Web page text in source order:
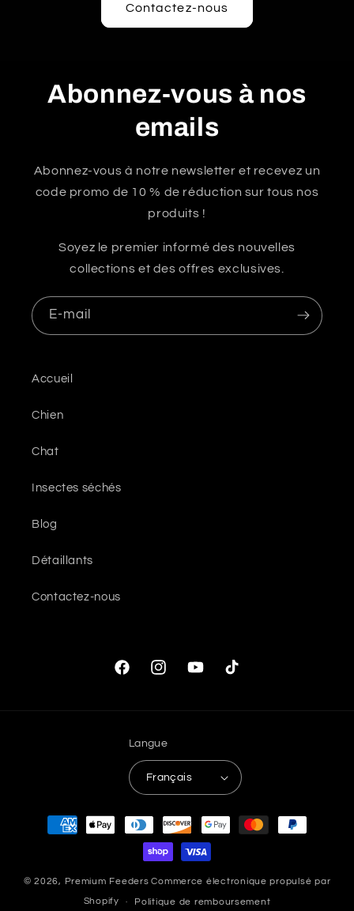
Contactez-nous
Abonnez-vous à nos
emails
Abonnez-vous à notre newsletter et recevez un
code promo de 10 % de réduction sur tous nos
produits !
Soyez le premier informé des nouvelles
collections et des offres exclusives.
E-mail
Accueil
Chien
Chat
Insectes séchés
Blog
Détaillants
Contactez-nous
FacebookInstagramYouTubeTikTok
Langue
Français
Moyens
© 2026, Premium Feeders Commerce électronique propulsé par
Shopify Politique de remboursement